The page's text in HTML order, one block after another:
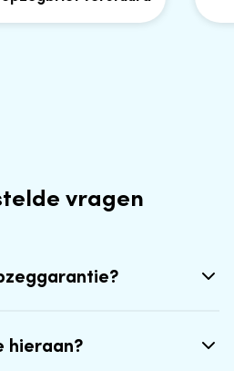
vragen
hieraan?